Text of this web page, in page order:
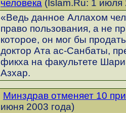
человека (Islam.Ru: 1 июля
«Ведь данное Аллахом
право пользования, а не
которое, он мог бы
доктор Ата ас-Санбаты,
фикха на факультете
Азхар.
Минздрав отменяет 10
июня 2003 года)